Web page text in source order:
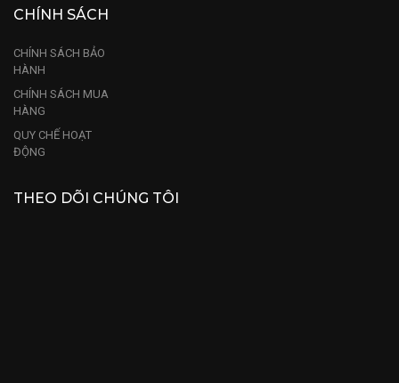
CHÍNH SÁCH
CHÍNH SÁCH BẢO
HÀNH
CHÍNH SÁCH MUA
HÀNG
QUY CHẾ HOẠT
ĐỘNG
THEO DÕI CHÚNG TÔI